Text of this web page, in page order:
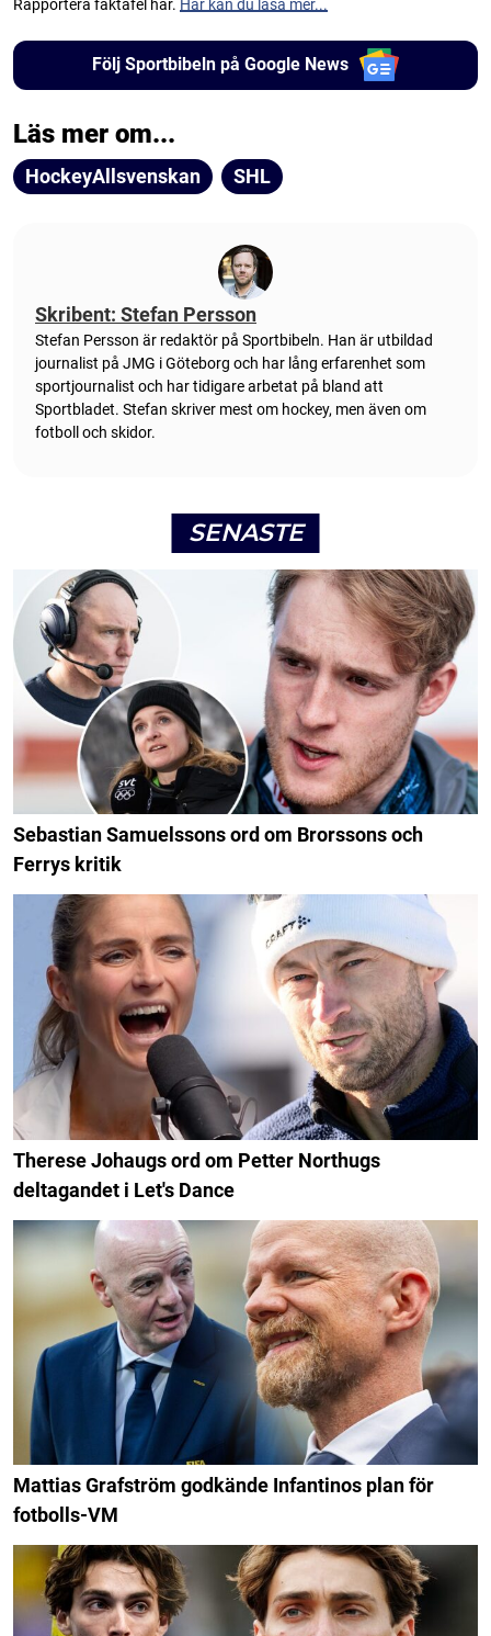
Rapportera faktafel här. Här kan du läsa mer...
Följ Sportbibeln på Google News
Läs mer om...
HockeyAllsvenskan SHL
Skribent: Stefan Persson
Stefan Persson är redaktör på Sportbibeln. Han är utbildad
journalist på JMG i Göteborg och har lång erfarenhet som
sportjournalist och har tidigare arbetat på bland att
Sportbladet. Stefan skriver mest om hockey, men även om
fotboll och skidor.
SENASTE
Sebastian Samuelssons ord om Brorssons och
Ferrys kritik
Therese Johaugs ord om Petter Northugs
deltagandet i Let's Dance
Mattias Grafström godkände Infantinos plan för
fotbolls-VM